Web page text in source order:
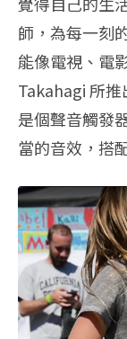
師，為每一刻
能像電視、電
Takahagi 所
是個聲音觸發
當的音效，搭